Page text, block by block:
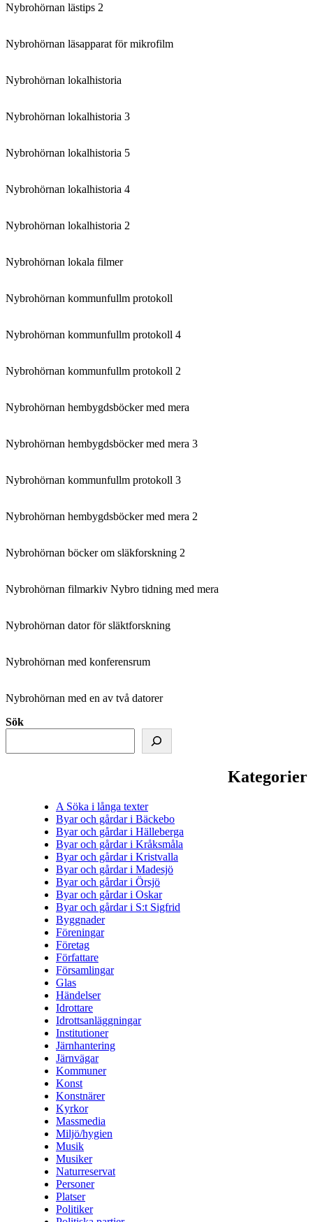
Nybrohörnan lästips 2
Nybrohörnan läsapparat för mikrofilm
Nybrohörnan lokalhistoria
Nybrohörnan lokalhistoria 3
Nybrohörnan lokalhistoria 5
Nybrohörnan lokalhistoria 4
Nybrohörnan lokalhistoria 2
Nybrohörnan lokala filmer
Nybrohörnan kommunfullm protokoll
Nybrohörnan kommunfullm protokoll 4
Nybrohörnan kommunfullm protokoll 2
Nybrohörnan hembygdsböcker med mera
Nybrohörnan hembygdsböcker med mera 3
Nybrohörnan kommunfullm protokoll 3
Nybrohörnan hembygdsböcker med mera 2
Nybrohörnan böcker om släkforskning 2
Nybrohörnan filmarkiv Nybro tidning med mera
Nybrohörnan dator för släktforskning
Nybrohörnan med konferensrum
Nybrohörnan med en av två datorer
Sök
Kategorier
A Söka i långa texter
Byar och gårdar i Bäckebo
Byar och gårdar i Hälleberga
Byar och gårdar i Kråksmåla
Byar och gårdar i Kristvalla
Byar och gårdar i Madesjö
Byar och gårdar i Örsjö
Byar och gårdar i Oskar
Byar och gårdar i S:t Sigfrid
Byggnader
Föreningar
Företag
Författare
Församlingar
Glas
Händelser
Idrottare
Idrottsanläggningar
Institutioner
Järnhantering
Järnvägar
Kommuner
Konst
Konstnärer
Kyrkor
Massmedia
Miljö/hygien
Musik
Musiker
Naturreservat
Personer
Platser
Politiker